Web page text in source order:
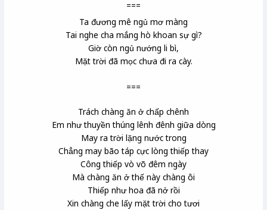
===
Ta đương mê ngủ mơ màng
Tai nghe cha mắng hò khoan sự gì?
Giờ còn ngủ nướng li bì,
Mặt trời đã mọc chưa đi ra cày.
===
Trách chàng ăn ở chấp chênh
Em như thuyền thúng lênh đênh giữa dòng
May ra trời lặng nước trong
Chẳng may bão táp cực lòng thiếp thay
Công thiếp vò võ đêm ngày
Mà chàng ăn ở thế này chàng ôi
Thiếp như hoa đã nở rồi
Xin chàng che lấy mặt trời cho tươi